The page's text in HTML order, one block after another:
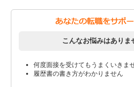
こんなお悩みはありま
何度面接を受けてもうまくいきま
履歴書の書き方がわかりません